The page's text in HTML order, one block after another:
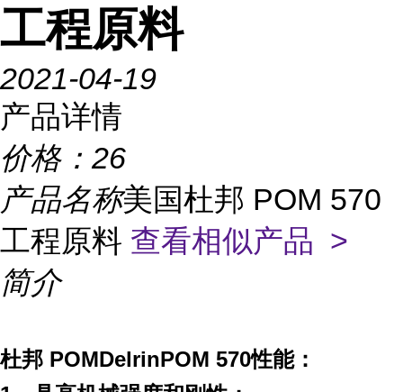
工程原料
2021-04-19
产品详情
价格： 26
产品名称美国杜邦 POM 570
工程原料 查看相似产品 >
简介
杜邦 POMDelrinPOM 570性能：